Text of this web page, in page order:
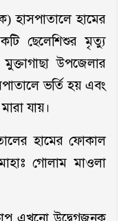
হাসপাতালে হামের
ছেলেশিশুর মৃত্যু
উপজেলার
ভর্তি হয় এবং
যায়।
হামের ফোকাল
গোলাম মাওলা